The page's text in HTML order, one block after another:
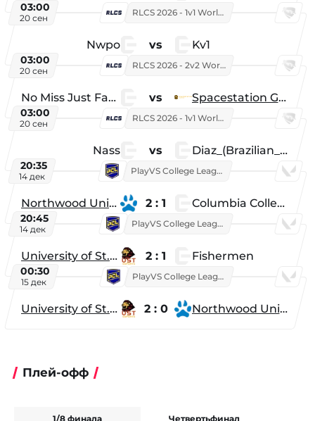
03:00
20 сен
RLCS 2026 - 1v1 World Championship
Nwpo vs Kv1
03:00
20 сен
RLCS 2026 - 2v2 World Championship
No Miss Just Fake vs Spacestation Gaming
03:00
20 сен
RLCS 2026 - 1v1 World Championship
Nass vs Diaz_(Brazilian_Player)
20:35
14 дек
PlayVS College League 2025: Fall
Northwood University 2 : 1 Columbia College
20:45
14 дек
PlayVS College League 2025: Fall
University of St. Thomas 2 : 1 Fishermen
00:30
15 дек
PlayVS College League 2025: Fall
University of St. Thomas 2 : 0 Northwood University
Плей-офф
1/8 финала Четвертьфинал